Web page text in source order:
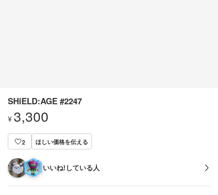
SHiELD:AGE #2247
¥ 3,300
2 ほしい価格を伝える
いいね!している人